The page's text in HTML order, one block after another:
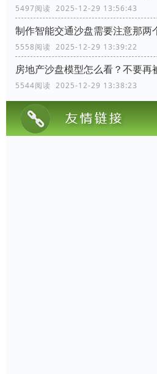
5497阅读 2025-12-29 13:56:43
制作智能交通沙盘需要注意那两
5558阅读 2025-12-29 13:39:22
房地产沙盘模型怎么看？不要再
5544阅读 2025-12-29 13:38:23